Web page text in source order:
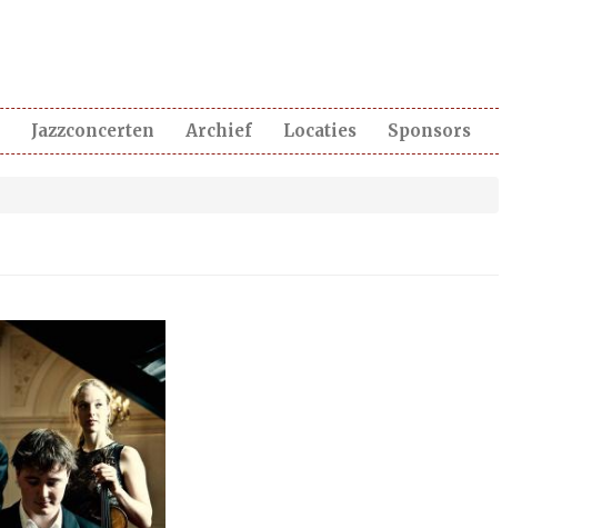
Jazzconcerten Archief Locaties Sponsors